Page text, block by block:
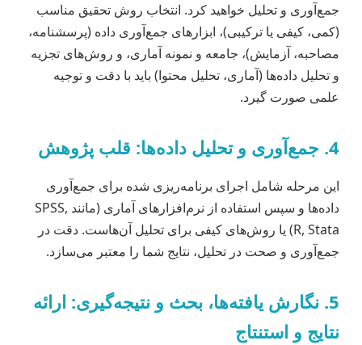
جمع‌آوری و تحلیل خواهید کرد. انتخاب روش تحقیق مناسب
(کمی، کیفی یا ترکیبی)، ابزارهای جمع‌آوری داده (پرسشنامه،
مصاحبه، آزمایش)، جامعه و نمونه آماری، و روش‌های تجزیه
و تحلیل داده‌ها (آماری، تحلیل محتوا) باید با دقت و توجیه
علمی صورت گیرد.
4. جمع‌آوری و تحلیل داده‌ها: قلب پژوهش
این مرحله شامل اجرای برنامه‌ریزی شده برای جمع‌آوری
داده‌ها و سپس استفاده از نرم‌افزارهای آماری (مانند SPSS,
R, Stata) یا روش‌های کیفی برای تحلیل آن‌هاست. دقت در
جمع‌آوری و صحت در تحلیل، نتایج شما را معتبر می‌سازد.
5. نگارش یافته‌ها، بحث و نتیجه‌گیری: ارائه
نتایج و استنتاج